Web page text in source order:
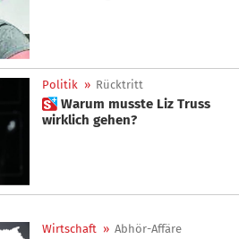
Politik » Rücktritt
 Warum musste Liz Truss
wirklich gehen?
Wirtschaft » Abhör-Affäre